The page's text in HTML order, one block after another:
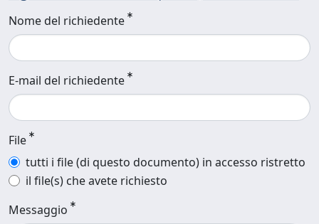
Nome del richiedente
E-mail del richiedente
File
tutti i file (di questo documento) in accesso ristretto
il file(s) che avete richiesto
Messaggio